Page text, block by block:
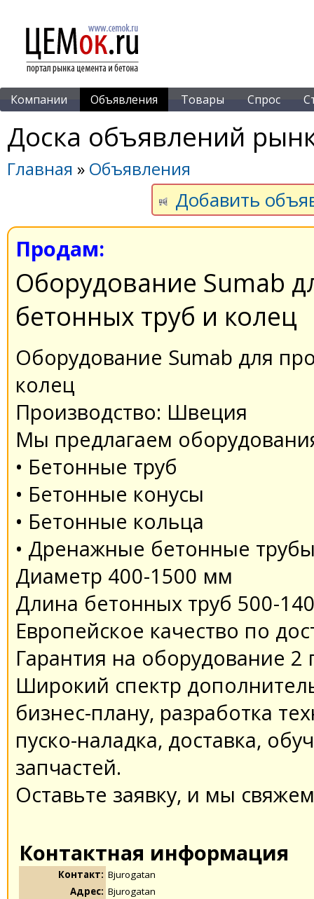
Компании Объявления Товары Спрос
Доска объявлений
Главная » Объявления
Добавить
Продам:
Оборудование Sumab
бетонных труб и колец
Оборудование Sumab для
колец
Производство: Швеция
Мы предлагаем
• Бетонные труб
• Бетонные конусы
• Бетонные кольца
• Дренажные бетонные
Диаметр 400-1500 мм
Длина бетонных труб 500-
Европейское качество по
Гарантия на оборудование 2
Широкий спектр
бизнес-плану, разработка
пуско-наладка, доставка,
запчастей.
Оставьте заявку, и мы
Контактная информация
Контакт: Bjurogatan
Адрес: Bjurogatan